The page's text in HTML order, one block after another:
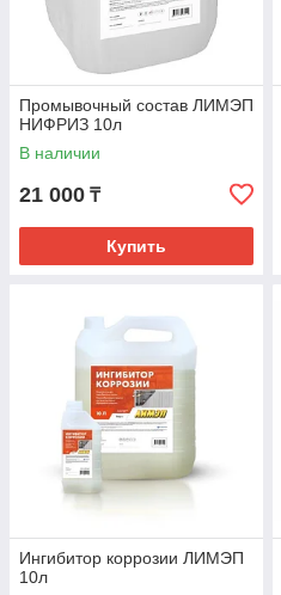
Промывочный состав ЛИМЭП
НИФРИЗ 10л
В наличии
21 000 ₸
Купить
Ингибитор коррозии ЛИМЭП
10л